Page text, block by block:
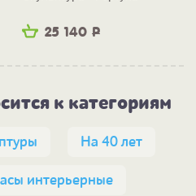
25 140 Р
к категориям
На 40 лет
интерьерные